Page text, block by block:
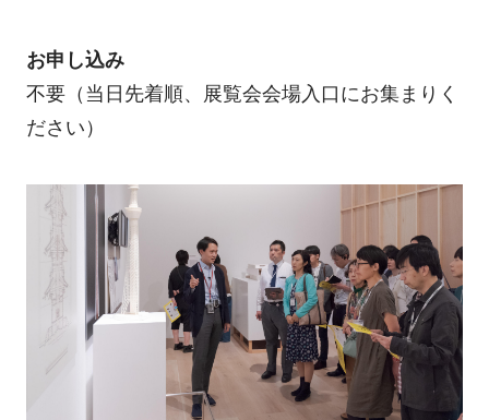
お申し込み
不要（当日先着順、展覧会会場入口にお集まりく
ださい）